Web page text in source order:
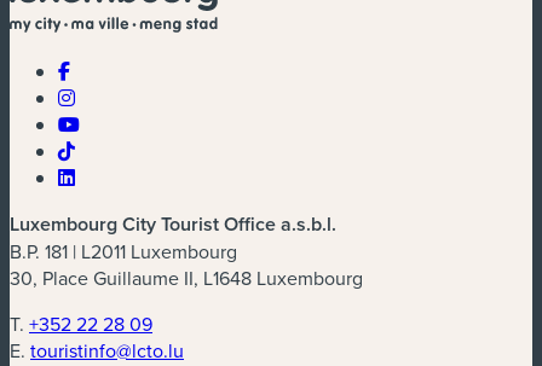
Luxembourg City Tourist Office a.s.b.l.
B.P. 181 | L2011 Luxembourg
30, Place Guillaume II, L1648 Luxembourg
T. +352 22 28 09
E. touristinfo@lcto.lu